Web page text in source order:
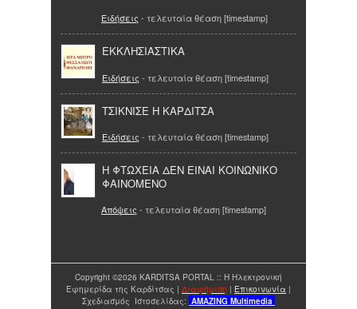
Ειδήσεις - τελευταία θέαση [timestamp]
ΕΚΚΛΗΣΙΑΣΤΙΚΑ
Ειδήσεις - τελευταία θέαση [timestamp]
ΤΣΙΚΝΙΣΕ Η ΚΑΡΔΙΤΣΑ
Ειδήσεις - τελευταία θέαση [timestamp]
H ΦΤΩΧΕΙΑ ΔΕΝ ΕΙΝΑΙ ΚΟΙΝΩΝΙΚΟ
ΦΑΙΝΟΜΕΝΟ
Απόψεις - τελευταία θέαση [timestamp]
Copyright ©2026 KARDITSA PORTAL :: Η Ηλεκτρονική
Εφημερίδα της Καρδίτσας | Διαφήμιση | Επικοινωνία |
Σχεδιασμός Ιστοσελίδας: AMAZING Multimedia